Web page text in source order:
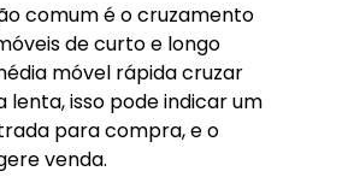
comum é o cruzamento
de curto e longo
móvel rápida cruzar
lenta, isso pode indicar um
para compra, e o
venda.